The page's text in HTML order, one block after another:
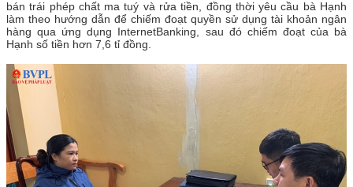
bán trái phép chất ma tuý và rửa tiền, đồng thời yêu cầu bà Hạnh
làm theo hướng dẫn để chiếm đoạt quyền sử dụng tài khoản ngân
hàng qua ứng dụng InternetBanking, sau đó chiếm đoạt của bà
Hạnh số tiền hơn 7,6 tỉ đồng.